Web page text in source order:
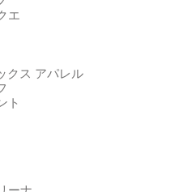
エ
クス アパレル
ト